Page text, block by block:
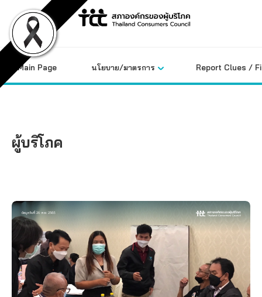
content
Main Page นโยบาย/มาตรการ Report Clues /
ผู้บริโภค